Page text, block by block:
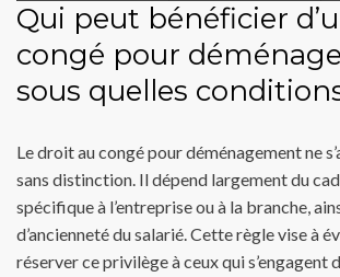
Qui peut bénéficier
congé pour
sous quelles
Le droit au congé pour déménagement ne
sans distinction. Il dépend largement du
spécifique à l’entreprise ou à la branche,
d’ancienneté du salarié. Cette règle vise à
réserver ce privilège à ceux qui s’engagent